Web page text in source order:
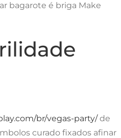
bagarote é briga Make
br/vegas-party/de
curado fixados afinar